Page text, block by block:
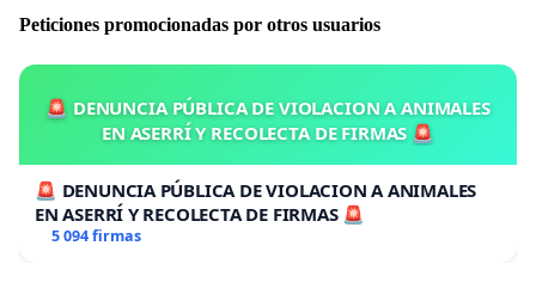
Peticiones promocionadas por otros usuarios
🚨 DENUNCIA PÚBLICA DE VIOLACION A ANIMALES
EN ASERRÍ Y RECOLECTA DE FIRMAS 🚨
🚨 DENUNCIA PÚBLICA DE VIOLACION A ANIMALES
EN ASERRÍ Y RECOLECTA DE FIRMAS 🚨
5 094 firmas